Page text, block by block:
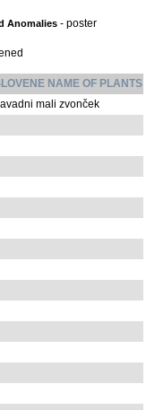
Anomalies - poster
NAME OF PLANTS
mali zvonček